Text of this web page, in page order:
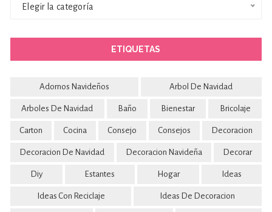
Elegir la categoría
ETIQUETAS
Adornos Navideños Arbol De Navidad
Arboles De Navidad Baño Bienestar Bricolaje
Carton Cocina Consejo Consejos Decoracion
Decoracion De Navidad Decoracion Navideña Decorar
Diy Estantes Hogar Ideas
Ideas Con Reciclaje Ideas De Decoracion